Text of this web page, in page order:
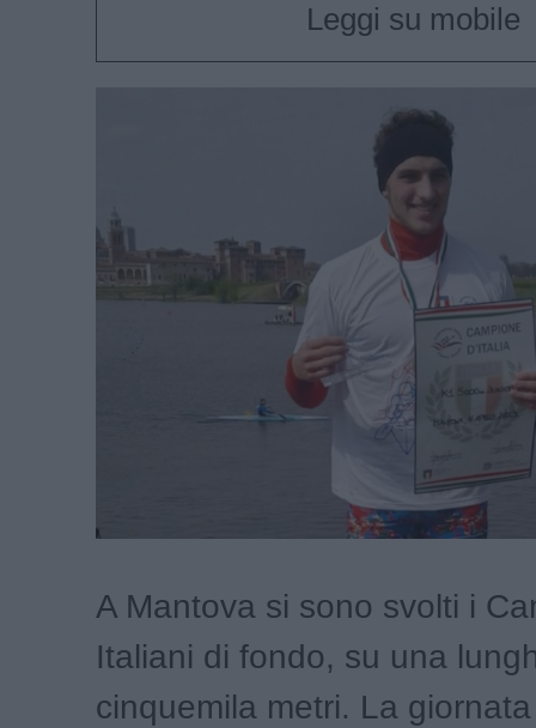
Leggi su mobile
A Mantova si sono svolti i
Italiani di fondo, su una
cinquemila metri. La